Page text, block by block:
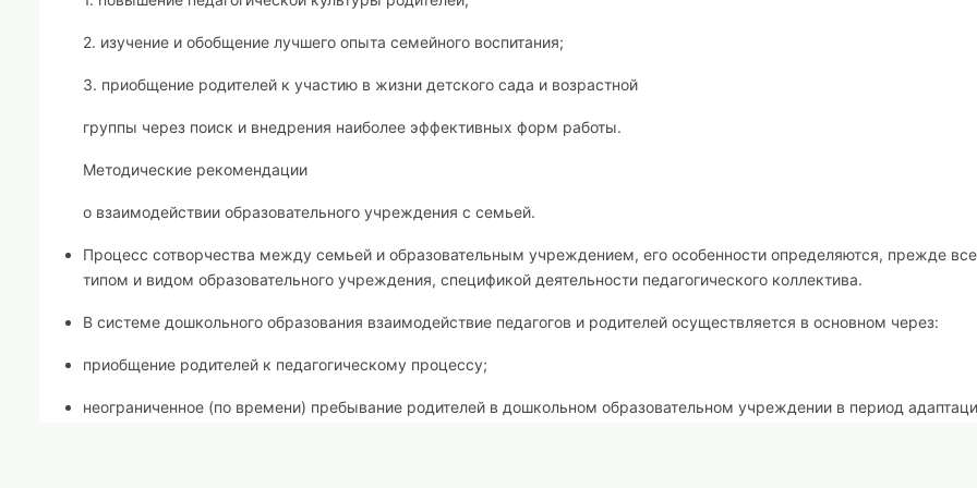
2. изучение и обобщение лучшего опыта семейного воспитания;
3. приобщение родителей к участию в жизни детского сада и возрастной
группы через поиск и внедрения наиболее эффективных форм работы.
Методические рекомендации
о взаимодействии образовательного учреждения с семьей.
Процесс сотворчества между семьей и образовательным учреждением, его особенности определяются, прежде
типом и видом образовательного учреждения, спецификой деятельности педагогического коллектива.
В системе дошкольного образования взаимодействие педагогов и родителей осуществляется в основном через:
приобщение родителей к педагогическому процессу;
неограниченное (по времени) пребывание родителей в дошкольном образовательном учреждении в период